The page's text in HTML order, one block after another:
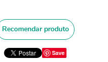
Recomendar produto
Save